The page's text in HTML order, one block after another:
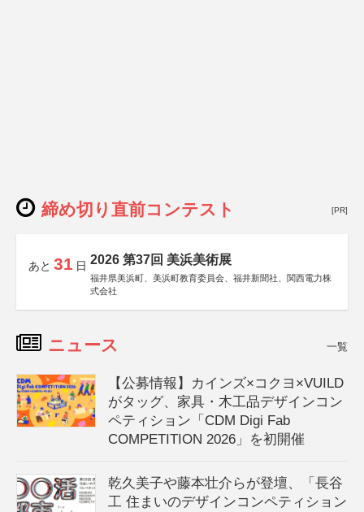
締め切り直前コンテスト [PR]
あと 31 日 2026 第37回 美浜美術展
福井県美浜町、美浜町教育委員会、福井新聞社、関西電力株
式会社
ニュース 一覧
【公募情報】カインズ×コクヨ×VUILD
がタッグ、家具・木工品デザインコン
ペティション「CDM Digi Fab
COMPETITION 2026」を初開催
乾久美子や藤本壮介らが登壇、「長谷
工 住まいのデザインコンペティション